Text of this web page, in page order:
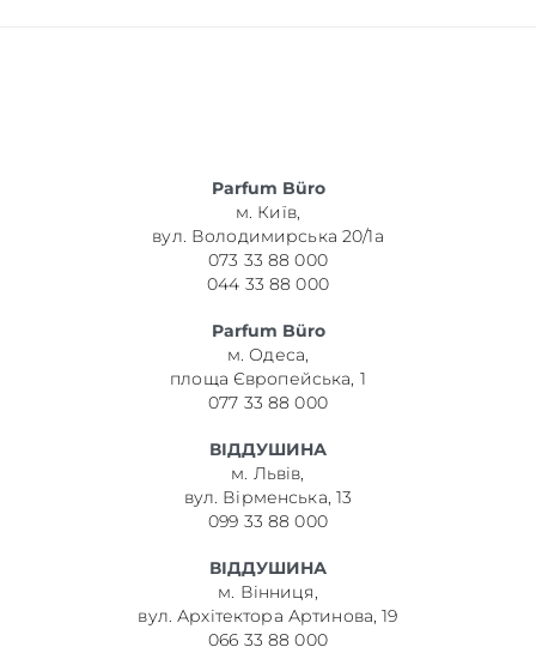
Parfum Büro
м. Київ,
вул. Володимирська 20/1а
073 33 88 000
044 33 88 000
Parfum Büro
м. Одеса,
площа Європейська, 1
077 33 88 000
ВІДДУШИНА
м. Львів,
вул. Вірменська, 13
099 33 88 000
ВІДДУШИНА
м. Вінниця,
вул. Архітектора Артинова, 19
066 33 88 000